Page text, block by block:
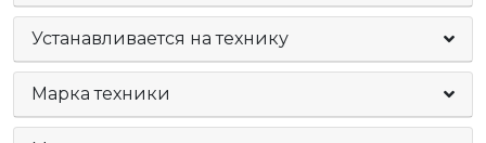
Устанавливается на технику
Марка техники